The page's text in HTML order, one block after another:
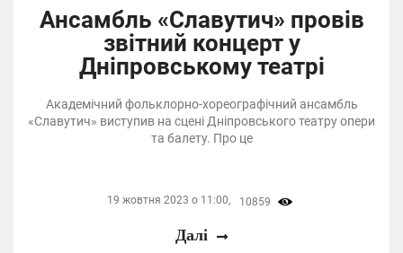
Ансамбль «Славутич» провів
звітний концерт у
Дніпровському театрі
Академічний фольклорно-хореографічний ансамбль
«Славутич» виступив на сцені Дніпровського театру опери
та балету. Про це
19 жовтня 2023 о 11:00, 10859
Далі